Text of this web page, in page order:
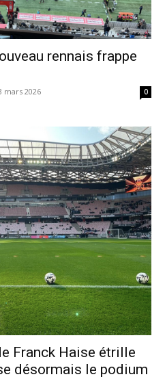
rennais frappe
mars 2026 0
Franck Haise étrille
désormais le podium